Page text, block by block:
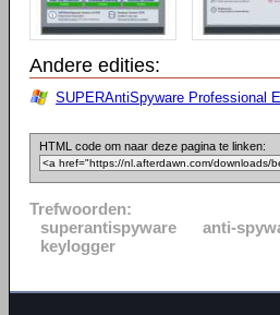
Andere edities:
SUPERAntiSpyware Professional
HTML code om naar deze pagina te linken:
Trefwoorden:
superantispyware
anti-
keylogger